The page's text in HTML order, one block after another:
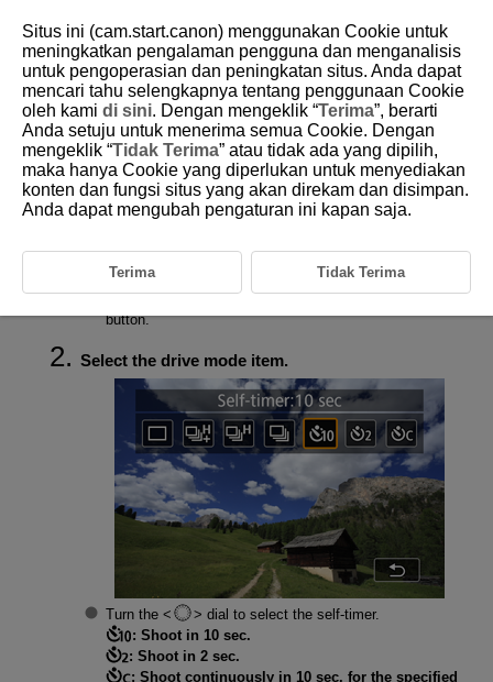
D292-105
Using the Self-Timer
Use the self-timer when you want to be in the picture such as a
commemorative photograph.
Press the
button.
Select the drive mode item.
Turn the
dial to select the self-timer.
: Shoot in 10 sec.
: Shoot in 2 sec.
: Shoot continuously in 10 sec. for the specified
Situs ini (cam.start.canon) menggunakan Cookie untuk
meningkatkan pengalaman pengguna dan menganalisis
untuk pengoperasian dan peningkatan situs. Anda dapat
mencari tahu selengkapnya tentang penggunaan Cookie
oleh kami di sini. Dengan mengeklik “Terima”, berarti
Anda setuju untuk menerima semua Cookie. Dengan
mengeklik “Tidak Terima” atau tidak ada yang dipilih,
maka hanya Cookie yang diperlukan untuk menyediakan
konten dan fungsi situs yang akan direkam dan disimpan.
Anda dapat mengubah pengaturan ini kapan saja.
Terima Tidak Terima